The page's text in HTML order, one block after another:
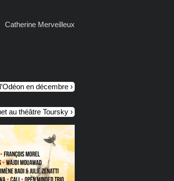
Catherine Merveilleux
en décembre
au théâtre Toursky